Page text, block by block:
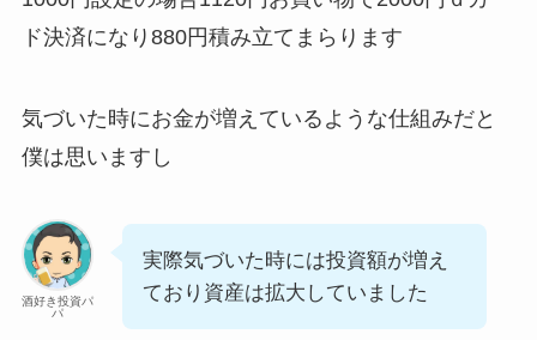
ド決済になり880円積み立てまらります
気づいた時にお金が増えているような仕組みだと
僕は思いますし
酒好き投資パ
パ
実際気づいた時には投資額が増え
ており資産は拡大していました